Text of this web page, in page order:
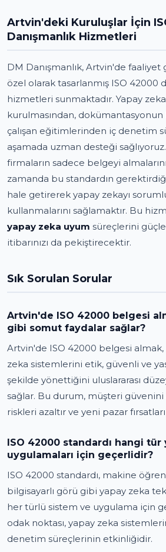
Artvin'deki Kuruluşlar İçin
Danışmanlık Hizmetleri
DM Danışmanlık, Artvin'de
özel olarak tasarlanmış ISO 42000
hizmetleri sunmaktadır. Yapay
kurulmasından, dokümantasyonun
çalışan eğitimlerinden iç denetim
aşamada uzman desteği sağlıyoruz.
firmaların sadece belgeyi
zamanda bu standardın
hale getirerek yapay zekayı
kullanmalarını sağlamaktır. Bu
yapay zeka uyum süreçlerini
itibarınızı da pekiştirecektir.
Sık Sorulan Sorular
Artvin'de ISO 42000 belgesi
gibi somut faydalar sağlar?
Artvin'de ISO 42000 belgesi almak,
zeka sistemlerini etik, güvenli ve
şekilde yönettiğini uluslararası
sağlar. Bu durum, müşteri güvenini
riskleri azaltır ve yeni pazar
ISO 42000 standardı hangi tür
uygulamaları için geçerlidir?
ISO 42000 standardı, makine
bilgisayarlı görü gibi yapay zeka
her türlü sistem ve uygulama için
odak noktası, yapay zeka
denetim süreçlerinin etkinliğidir.